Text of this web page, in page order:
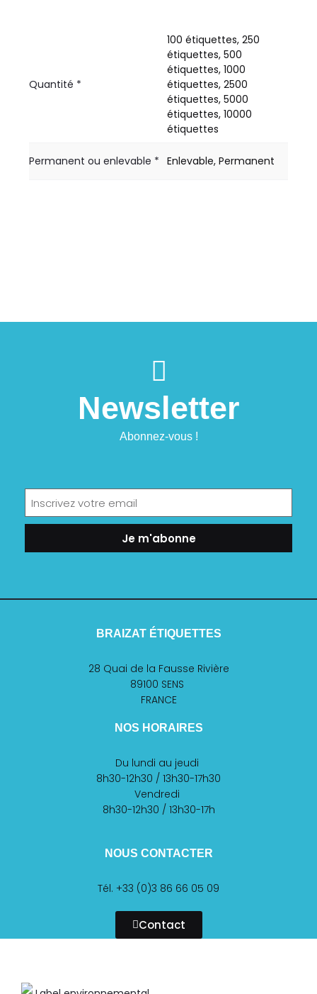
Quantité *
100 étiquettes, 250
étiquettes, 500
étiquettes, 1000
étiquettes, 2500
étiquettes, 5000
étiquettes, 10000
étiquettes
Permanent ou enlevable * Enlevable, Permanent
Newsletter
Abonnez-vous !
Je m'abonne
BRAIZAT ÉTIQUETTES
28 Quai de la Fausse Rivière
89100 SENS
FRANCE
NOS HORAIRES
Du lundi au jeudi
8h30-12h30 / 13h30-17h30
Vendredi
8h30-12h30 / 13h30-17h
NOUS CONTACTER
Tél. +33 (0)3 86 66 05 09
Contact